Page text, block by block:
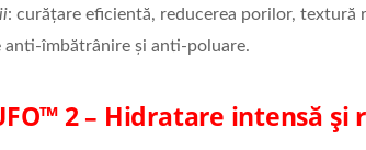
: curățare eficientă, reducerea porilor,
anti-îmbătrânire și anti-poluare.
2– Hidratare intensă și